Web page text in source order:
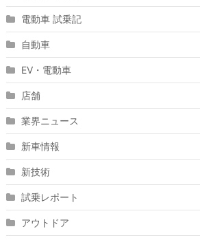
電動車 試乗記
自動車
EV・電動車
店舗
業界ニュース
新車情報
新技術
試乗レポート
アウトドア